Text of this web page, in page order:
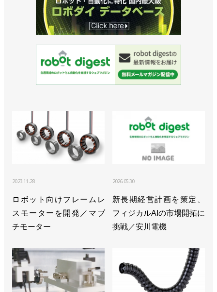
2023.11.28
ロボット向けフレームレ
スモーターを開発／マブ
チモーター
2026.05.30
新長期経営計画を策定、
フィジカルAIの市場開拓に
挑戦／安川電機